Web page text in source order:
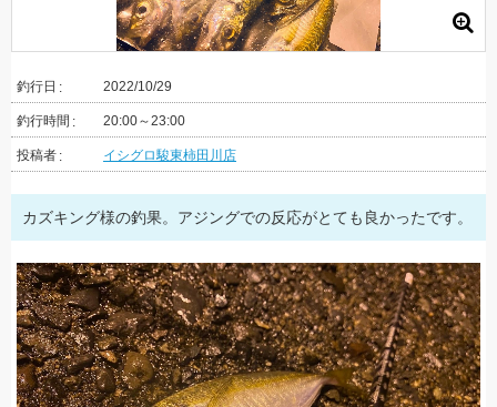
釣行日 2022/10/29
釣行時間 20:00～23:00
投稿者 イシグロ駿東柿田川店
カズキング様の釣果。アジングでの反応がとても良かったです。